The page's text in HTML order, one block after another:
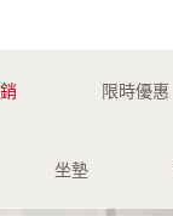
限時優惠
坐墊